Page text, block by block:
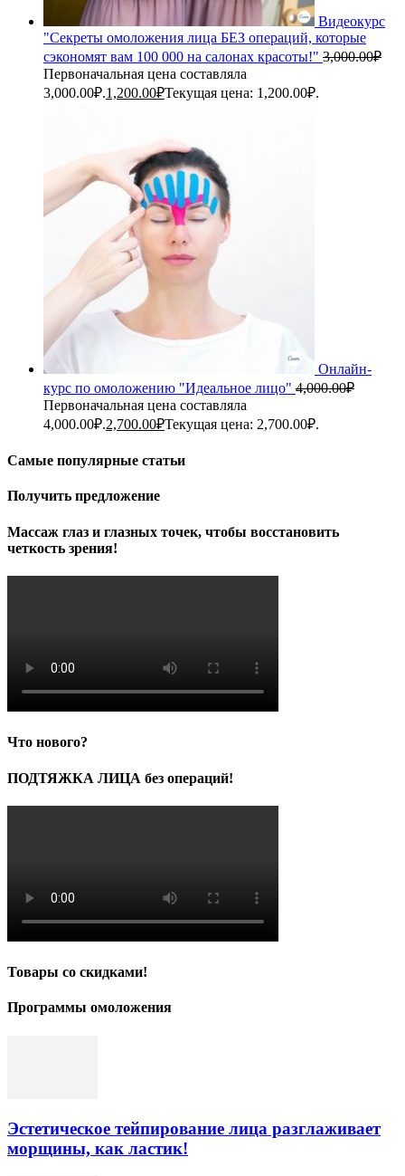
Видеокурс
"Секреты омоложения лица БЕЗ операций, которые
сэкономят вам 100 000 на салонах красоты!" 3,000.00₽
Первоначальная цена составляла
3,000.00₽.1,200.00₽Текущая цена: 1,200.00₽.
Онлайн-
курс по омоложению "Идеальное лицо" 4,000.00₽
Первоначальная цена составляла
4,000.00₽.2,700.00₽Текущая цена: 2,700.00₽.
Самые популярные статьи
Получить предложение
Массаж глаз и глазных точек, чтобы восстановить
четкость зрения!
Что нового?
ПОДТЯЖКА ЛИЦА без операций!
Товары со скидками!
Программы омоложения
Эстетическое тейпирование лица разглаживает
морщины, как ластик!